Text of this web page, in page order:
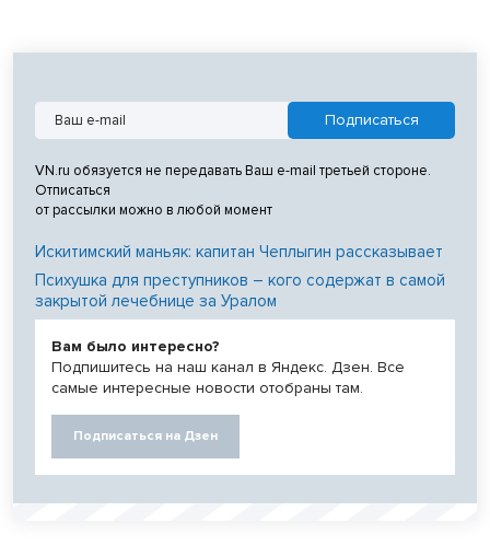
VN.ru обязуется не передавать Ваш e-mail третьей стороне.
Отписаться
от рассылки можно в любой момент
Искитимский маньяк: капитан Чеплыгин рассказывает
Психушка для преступников – кого содержат в самой
закрытой лечебнице за Уралом
Вам было интересно?
Подпишитесь на наш канал в Яндекс. Дзен. Все
самые интересные новости отобраны там.
Подписаться на Дзен